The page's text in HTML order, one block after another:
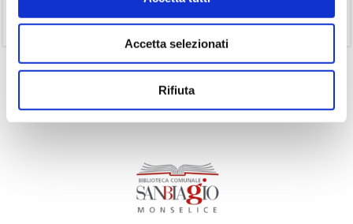
Accetta selezionati
Rifiuta
Volumi(11)